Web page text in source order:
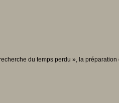
du temps perdu », la préparation